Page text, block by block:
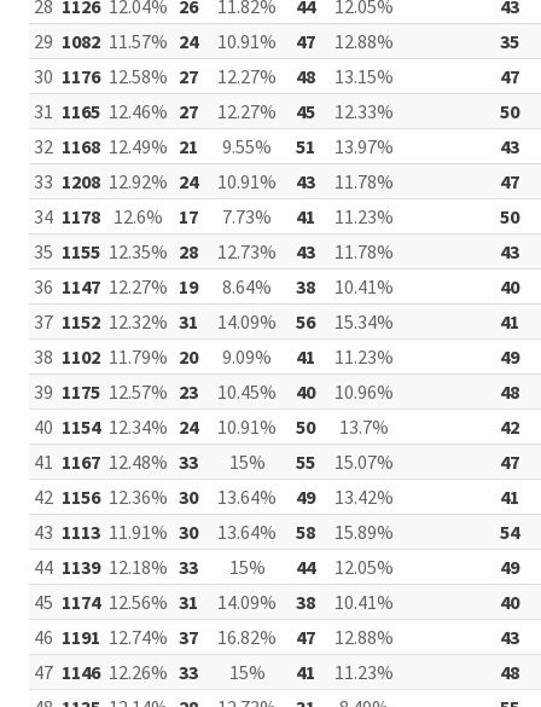
28 1126 12.04% 26 11.82% 44 12.05%
43
29 1082 11.57% 24 10.91% 47 12.88%
35
30 1176 12.58% 27 12.27% 48 13.15%
47
31 1165 12.46% 27 12.27% 45 12.33%
50
32 1168 12.49% 21 9.55% 51 13.97%
43
33 1208 12.92% 24 10.91% 43 11.78%
47
34 1178 12.6% 17 7.73% 41 11.23%
50
35 1155 12.35% 28 12.73% 43 11.78%
43
36 1147 12.27% 19 8.64% 38 10.41%
40
37 1152 12.32% 31 14.09% 56 15.34%
41
38 1102 11.79% 20 9.09% 41 11.23%
49
39 1175 12.57% 23 10.45% 40 10.96%
48
40 1154 12.34% 24 10.91% 50 13.7%
42
41 1167 12.48% 33 15% 55 15.07%
47
42 1156 12.36% 30 13.64% 49 13.42%
41
43 1113 11.91% 30 13.64% 58 15.89%
54
44 1139 12.18% 33 15% 44 12.05%
49
45 1174 12.56% 31 14.09% 38 10.41%
40
46 1191 12.74% 37 16.82% 47 12.88%
43
47 1146 12.26% 33 15% 41 11.23%
48